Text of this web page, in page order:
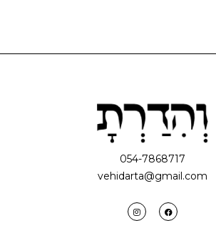
054-7868717
vehidarta@gmail.com